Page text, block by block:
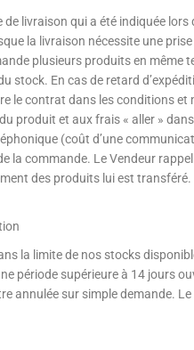
livraison qui a été indiquée
la livraison nécessite une
plusieurs produits en même
stock. En cas de retard
le contrat dans les conditions
produit et aux frais « aller »
(coût d’une
la commande. Le Vendeur
des produits lui est
la limite de nos stocks
période supérieure à 14 jours
annulée sur simple demande.